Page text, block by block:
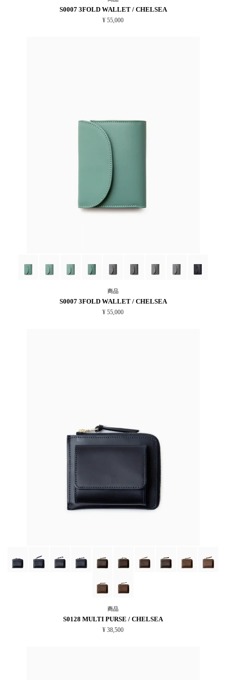
S0007 3FOLD WALLET / CHELSEA
¥ 55,000
商品
S0007 3FOLD WALLET / CHELSEA
¥ 55,000
商品
S0128 MULTI PURSE / CHELSEA
¥ 38,500